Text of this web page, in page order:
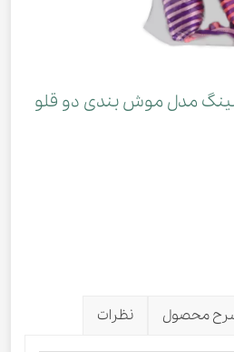
شینگ مدل موش بندی دو قلو
محصول نظرات